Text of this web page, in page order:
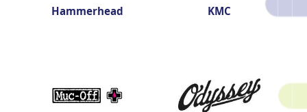
Hammerhead KMC